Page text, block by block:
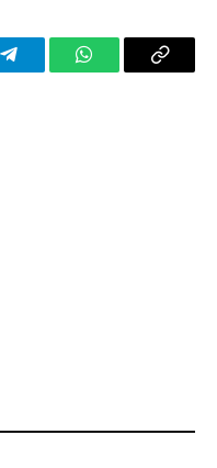
TelegramWhatsAppCopy